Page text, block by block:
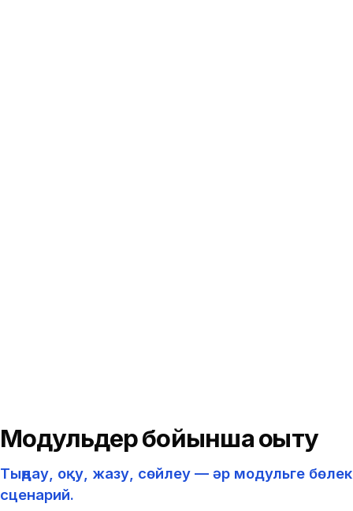
Модульдер бойынша оқыту
Тыңдау, оқу, жазу, сөйлеу — әр модульге бөлек
сценарий.